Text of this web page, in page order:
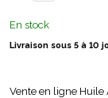
En stock
Livraison sous 5 à 10
Vente en ligne